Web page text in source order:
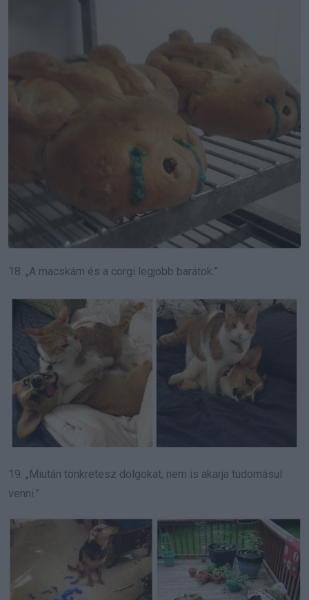
18. „A macskám és a corgi legjobb barátok.”
19. „Miután tönkretesz dolgokat, nem is akarja tudomásul
venni.”